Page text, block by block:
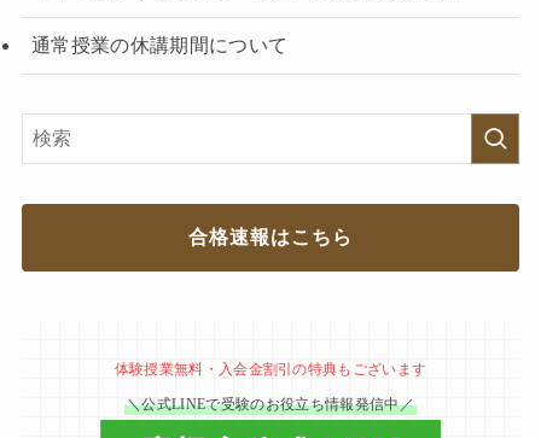
通常授業の休講期間について
合格速報はこちら
体験授業無料・入会金割引の特典もございます
＼公式LINEで受験のお役立ち情報発信中／